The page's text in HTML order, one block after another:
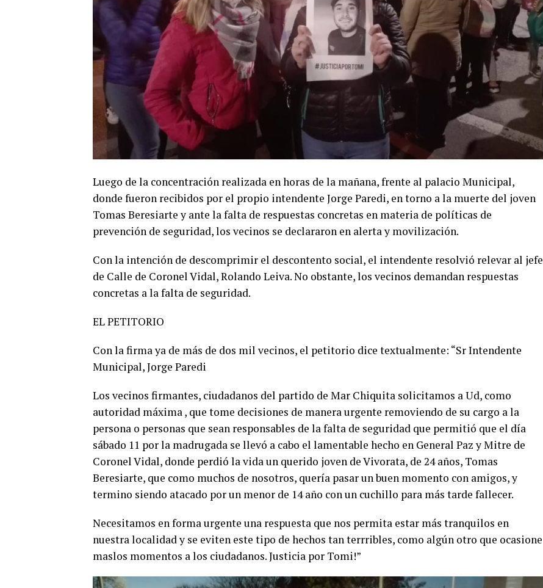
Luego de la concentración realizada en horas de la mañana, frente al palacio Municipal,
donde fueron recibidos por el propio intendente Jorge Paredi, en torno a la muerte del joven
Tomas Beresiarte y ante la falta de respuestas concretas en materia de políticas de
prevención de seguridad, los vecinos se declararon en alerta y movilización.
Con la intención de descomprimir el descontento social, el intendente resolvió relevar al jefe
de Calle de Coronel Vidal, Rolando Leiva. No obstante, los vecinos demandan respuestas
concretas a la falta de seguridad.
EL PETITORIO
Con la firma ya de más de dos mil vecinos, el petitorio dice textualmente: “Sr Intendente
Municipal, Jorge Paredi
Los vecinos firmantes, ciudadanos del partido de Mar Chiquita solicitamos a Ud, como
autoridad máxima , que tome decisiones de manera urgente removiendo de su cargo a la
persona o personas que sean responsables de la falta de seguridad que permitió que el día
sábado 11 por la madrugada se llevó a cabo el lamentable hecho en General Paz y Mitre de
Coronel Vidal, donde perdió la vida un querido joven de Vivorata, de 24 años, Tomas
Beresiarte, que como muchos de nosotros, quería pasar un buen momento con amigos, y
termino siendo atacado por un menor de 14 año con un cuchillo para más tarde fallecer.
Necesitamos en forma urgente una respuesta que nos permita estar más tranquilos en
nuestra localidad y se eviten este tipo de hechos tan terrribles, como algún otro que ocasione
maslos momentos a los ciudadanos. Justicia por Tomi!”